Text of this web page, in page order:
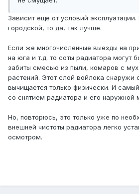
Зависит еще от условий
городской, то да, так лучше.
Если же многочисленные выезды на
на юга и т.д. то соты радиатора могут
забиты смесью из пыли, комаров с
растений. Этот слой войлока снаружи
вычищается только физически. И
со снятием радиатора и его наружной
Но, повторюсь, это только уже по
внешней чистоты радиатора легко
осмотром.